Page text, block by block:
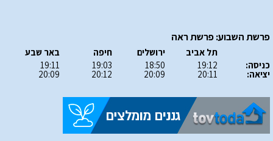
פרשת השבוע: פרשת ראה
כניסה:
יציאה:
תל אביב
19:12
20:11
ירושלים
18:50
20:09
חיפה
19:03
20:12
באר שבע
19:11
20:09